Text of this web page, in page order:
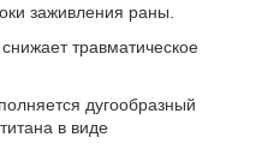
заживления раны.
травматическое
дугообразный
в виде